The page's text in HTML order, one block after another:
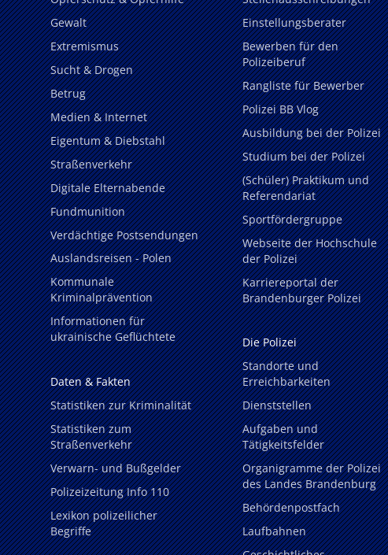
Gewalt
Extremismus
Sucht & Drogen
Betrug
Medien & Internet
Eigentum & Diebstahl
Straßenverkehr
Digitale Elternabende
Fundmunition
Verdächtige Postsendungen
Auslandsreisen - Polen
Kommunale
Kriminalprävention
Informationen für
ukrainische Geflüchtete
Daten & Fakten
Statistiken zur Kriminalität
Statistiken zum
Straßenverkehr
Verwarn- und Bußgelder
Polizeizeitung Info 110
Lexikon polizeilicher
Begriffe
Einstellungsberater
Bewerben für den
Polizeiberuf
Rangliste für Bewerber
Polizei BB Vlog
Ausbildung bei der Polizei
Studium bei der Polizei
(Schüler) Praktikum und
Referendariat
Sportfördergruppe
Webseite der Hochschule
der Polizei
Karriereportal der
Brandenburger Polizei
Die Polizei
Standorte und
Erreichbarkeiten
Dienststellen
Aufgaben und
Tätigkeitsfelder
Organigramme der Polizei
des Landes Brandenburg
Behördenpostfach
Laufbahnen